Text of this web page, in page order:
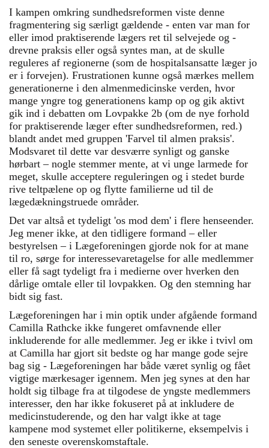
I kampen omkring sundhedsreformen viste denne
fragmentering sig særligt gældende - enten var man for
eller imod praktiserende lægers ret til selvejede og -
drevne praksis eller også syntes man, at de skulle
reguleres af regionerne (som de hospitalsansatte læger jo
er i forvejen). Frustrationen kunne også mærkes mellem
generationerne i den almenmedicinske verden, hvor
mange yngre tog generationens kamp op og gik aktivt
gik ind i debatten om Lovpakke 2b (om de nye forhold
for praktiserende læger efter sundhedsreformen, red.)
blandt andet med gruppen 'Farvel til almen praksis'.
Modsvaret til dette var desværre synligt og ganske
hørbart – nogle stemmer mente, at vi unge larmede for
meget, skulle acceptere reguleringen og i stedet burde
rive teltpælene op og flytte familierne ud til de
lægedækningstruede områder.
Det var altså et tydeligt 'os mod dem' i flere henseender.
Jeg mener ikke, at den tidligere formand – eller
bestyrelsen – i Lægeforeningen gjorde nok for at mane
til ro, sørge for interessevaretagelse for alle medlemmer
eller få sagt tydeligt fra i medierne over hverken den
dårlige omtale eller til lovpakken. Og den stemning har
bidt sig fast.
Lægeforeningen har i min optik under afgående formand
Camilla Rathcke ikke fungeret omfavnende eller
inkluderende for alle medlemmer. Jeg er ikke i tvivl om
at Camilla har gjort sit bedste og har mange gode sejre
bag sig - Lægeforeningen har både været synlig og fået
vigtige mærkesager igennem. Men jeg synes at den har
holdt sig tilbage fra at tilgodese de yngste medlemmers
interesser, den har ikke fokuseret på at inkludere de
medicinstuderende, og den har valgt ikke at tage
kampene mod systemet eller politikerne, eksempelvis i
den seneste overenskomstaftale.